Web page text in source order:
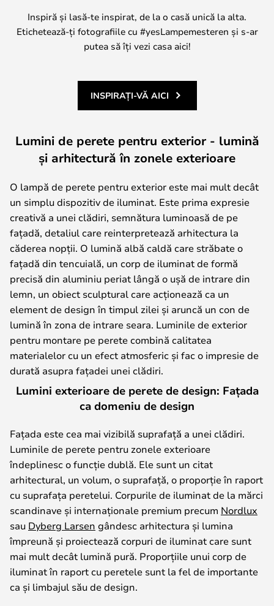
Inspiră și lasă-te inspirat, de la o casă unică la alta.
Etichetează-ți fotografiile cu #yesLampemesteren și s-ar
putea să îți vezi casa aici!
INSPIRAȚI-VĂ AICI
Lumini de perete pentru exterior - lumină
și arhitectură în zonele exterioare
O lampă de perete pentru exterior este mai mult decât
un simplu dispozitiv de iluminat. Este prima expresie
creativă a unei clădiri, semnătura luminoasă de pe
fațadă, detaliul care reinterpretează arhitectura la
căderea nopții. O lumină albă caldă care străbate o
fațadă din tencuială, un corp de iluminat de formă
precisă din aluminiu periat lângă o ușă de intrare din
lemn, un obiect sculptural care acționează ca un
element de design în timpul zilei și aruncă un con de
lumină în zona de intrare seara. Luminile de exterior
pentru montare pe perete combină calitatea
materialelor cu un efect atmosferic și fac o impresie de
durată asupra fațadei unei clădiri.
Lumini exterioare de perete de design: Fațada
ca domeniu de design
Fațada este cea mai vizibilă suprafață a unei clădiri.
Luminile de perete pentru zonele exterioare
îndeplinesc o funcție dublă. Ele sunt un citat
arhitectural, un volum, o suprafață, o proporție în raport
cu suprafața peretelui. Corpurile de iluminat de la mărci
scandinave și internaționale premium precum Nordlux
sau Dyberg Larsen gândesc arhitectura și lumina
împreună și proiectează corpuri de iluminat care sunt
mai mult decât lumină pură. Proporțiile unui corp de
iluminat în raport cu peretele sunt la fel de importante
ca și limbajul său de design.